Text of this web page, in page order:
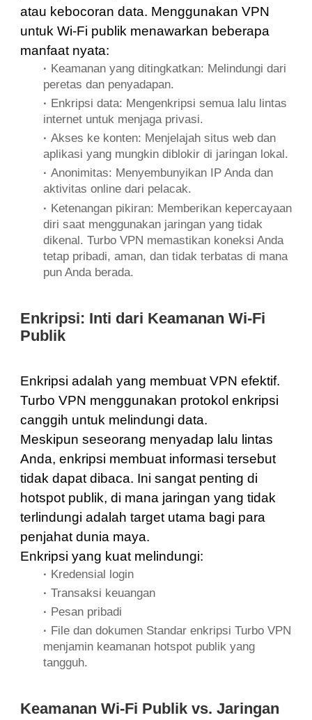
atau kebocoran data. Menggunakan VPN
untuk Wi-Fi publik menawarkan beberapa
manfaat nyata:
· Keamanan yang ditingkatkan: Melindungi dari
peretas dan penyadapan.
· Enkripsi data: Mengenkripsi semua lalu lintas
internet untuk menjaga privasi.
·Akses ke konten: Menjelajah situs web dan
aplikasi yang mungkin diblokir di jaringan lokal.
·Anonimitas: Menyembunyikan IP Anda dan
aktivitas online dari pelacak.
· Ketenangan pikiran: Memberikan kepercayaan
diri saat menggunakan jaringan yang tidak
dikenal. Turbo VPN memastikan koneksi Anda
tetap pribadi, aman, dan tidak terbatas di mana
pun Anda berada.
Enkripsi: Inti dari Keamanan Wi-Fi
Publik
Enkripsi adalah yang membuat VPN efektif.
Turbo VPN menggunakan protokol enkripsi
canggih untuk melindungi data.
Meskipun seseorang menyadap lalu lintas
Anda, enkripsi membuat informasi tersebut
tidak dapat dibaca. Ini sangat penting di
hotspot publik, di mana jaringan yang tidak
terlindungi adalah target utama bagi para
penjahat dunia maya.
Enkripsi yang kuat melindungi:
· Kredensial login
·Transaksi keuangan
· Pesan pribadi
· File dan dokumen Standar enkripsi Turbo VPN
menjamin keamanan hotspot publik yang
tangguh.
Keamanan Wi-Fi Publik vs. Jaringan